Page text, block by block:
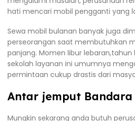
hati mencari mobil pengganti yang
Sewa mobil bulanan banyak juga
perseorangan saat membutuhkan
panjang. Momen libur lebaran,tahun
sekolah layanan ini umumnya
permintaan cukup drastis dari
Antar jemput
Mungkin sekarang anda butuh